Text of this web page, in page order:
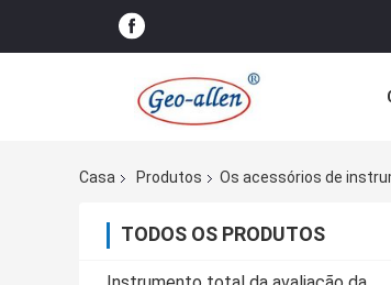
Casa Produtos Os acessórios de
TODOS OS PRODUTOS